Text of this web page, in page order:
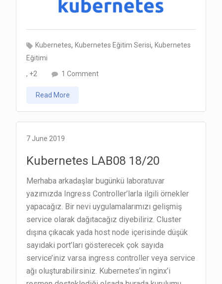
Kubernetes,Kubernetes Eğitim Serisi,Kubernetes
Eğitimi
, +2
1 Commenton
09
20/20
Read More
7 June 2019
Kubernetes LAB08 18/20
Merhaba arkadaşlar bugünkü laboratuvar
yazımızda Ingress Controller’larla ilgili örnekler
yapacağız. Bir nevi uygulamalarımızı gelişmiş
service olarak dağıtacağız diyebiliriz. Cluster
dışına çıkacak yada host node içerisinde düşük
sayıdaki port’ları gösterecek çok sayıda
service’iniz varsa ingress controller veya service
ağı oluşturabilirsiniz. Kubernetes’in nginx’i